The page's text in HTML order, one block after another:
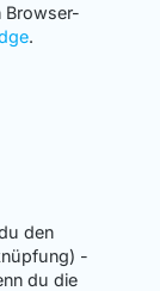
Browser-
.
den
-
du die